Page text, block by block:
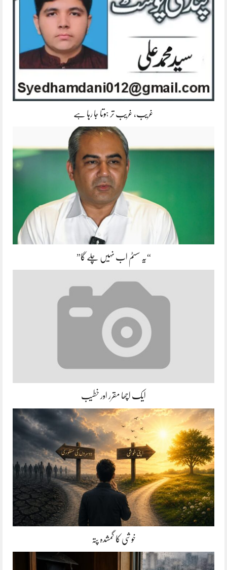
غریب، غریب تر ہوتا جا رہا ہے
“یہ سسٹم اب نہیں چلے گا”
ایک اچھا مقرر اور خطیب
خوشی کا گمشدہ پتہ